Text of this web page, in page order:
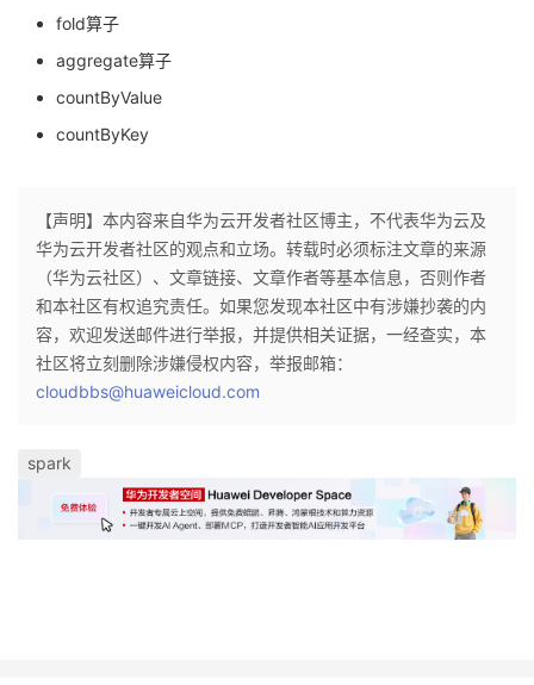
fold算子
aggregate算子
countByValue
countByKey
【声明】本内容来自华为云开发者社区博主，不代表华为云及
华为云开发者社区的观点和立场。转载时必须标注文章的来源
（华为云社区）、文章链接、文章作者等基本信息，否则作者
和本社区有权追究责任。如果您发现本社区中有涉嫌抄袭的内
容，欢迎发送邮件进行举报，并提供相关证据，一经查实，本
社区将立刻删除涉嫌侵权内容，举报邮箱：
cloudbbs@huaweicloud.com
spark